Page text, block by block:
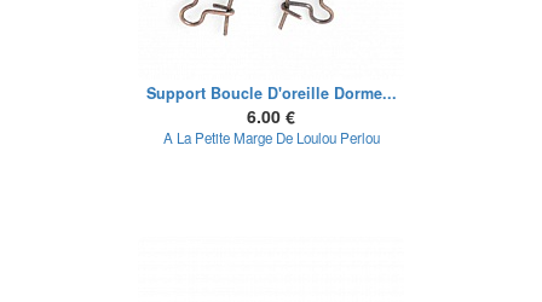
Support Boucle D'oreille Dorme...
6.00 €
A La Petite Marge De Loulou Perlou